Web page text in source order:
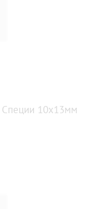
Специи 10x13мм